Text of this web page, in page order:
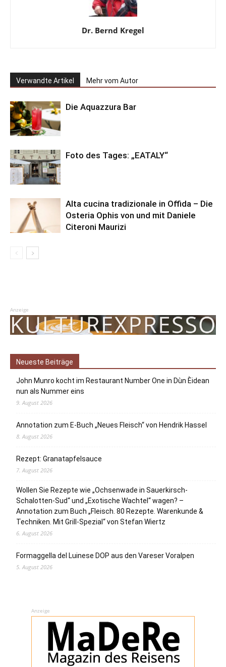
Dr. Bernd Kregel
Verwandte Artikel Mehr vom Autor
Die Aquazzura Bar
Foto des Tages: „EATALY“
Alta cucina tradizionale in Offida – Die
Osteria Ophis von und mit Daniele
Citeroni Maurizi
Anzeige
Neueste Beiträge
John Munro kocht im Restaurant Number One in Dùn Èidean
nun als Nummer eins
9. August 2026
Annotation zum E-Buch „Neues Fleisch“ von Hendrik Hassel
8. August 2026
Rezept: Granatapfelsauce
7. August 2026
Wollen Sie Rezepte wie „Ochsenwade in Sauerkirsch-
Schalotten-Sud“ und „Exotische Wachtel“ wagen? –
Annotation zum Buch „Fleisch. 80 Rezepte. Warenkunde &
Techniken. Mit Grill-Spezial“ von Stefan Wiertz
6. August 2026
Formaggella del Luinese DOP aus den Vareser Voralpen
5. August 2026
Anzeige